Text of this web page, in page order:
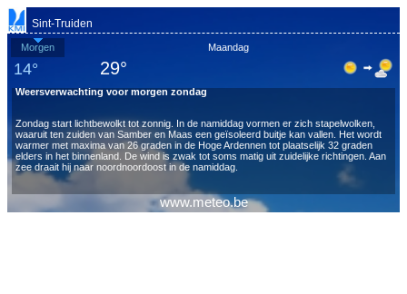
Sint-Truiden
Morgen Maandag
14° 29°
Weersverwachting voor morgen zondag
Zondag start lichtbewolkt tot zonnig. In de namiddag vormen er zich stapelwolken,
waaruit ten zuiden van Samber en Maas een geïsoleerd buitje kan vallen. Het wordt
warmer met maxima van 26 graden in de Hoge Ardennen tot plaatselijk 32 graden
elders in het binnenland. De wind is zwak tot soms matig uit zuidelijke richtingen. Aan
zee draait hij naar noordnoordoost in de namiddag.
Zondagavond en -nacht is het lichtbewolkt tot helder. Het blijft zacht met minima tussen
15 en 20 graden en een zwakke tot matige zuidenwind die ruimt naar het zuidwesten.
www.meteo.be